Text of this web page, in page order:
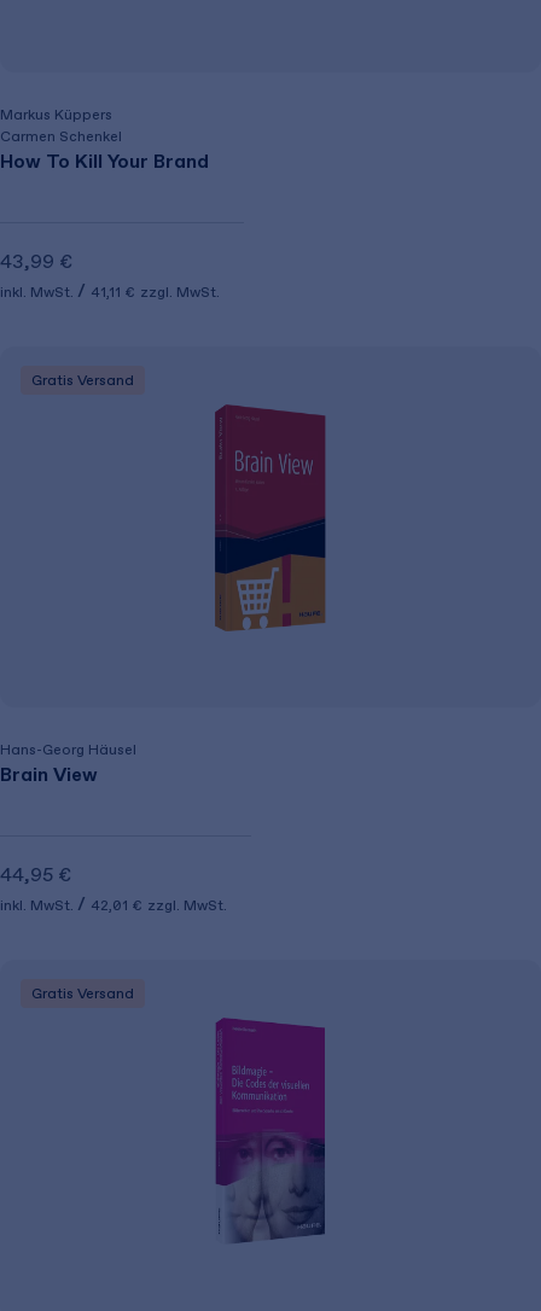
Markus Küppers
Carmen Schenkel
How To Kill Your Brand
43,99 €
inkl. MwSt. 41,11 € zzgl. MwSt.
Gratis Versand
Hans-Georg Häusel
Brain View
44,95 €
inkl. MwSt. 42,01 € zzgl. MwSt.
Gratis Versand